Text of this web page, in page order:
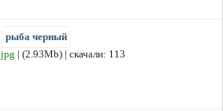
рыба черный
jpg | (2.93Mb) | скачали: 113